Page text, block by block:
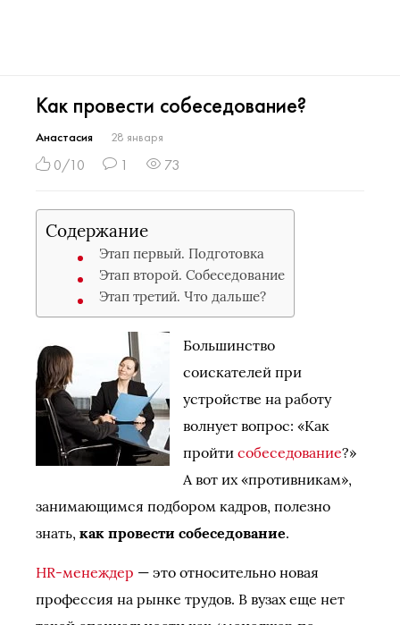
Как провести собеседование?
Анастасия 28 января
0/10 1 73
Содержание
Этап первый. Подготовка
Этап второй. Собеседование
Этап третий. Что дальше?
Большинство
соискателей при
устройстве на работу
волнует вопрос: «Как
пройти собеседование?»
А вот их «противникам»,
занимающимся подбором кадров, полезно
знать, как провести собеседование.
HR-менеждер — это относительно новая
профессия на рынке трудов. В вузах еще нет